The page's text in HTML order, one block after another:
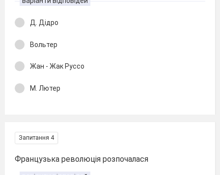
Д. Дідро
Вольтер
Жан - Жак Руссо
М. Лютер
Запитання 4
Французька революція розпочалася